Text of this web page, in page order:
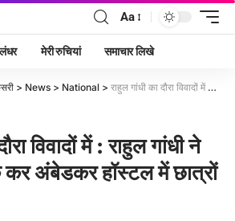
Aa
मेरी रुचियां समाचार लिखे
> News > National > राहुल गांधी का दौरा विवादों में : राहुल गांधी ने सारे रूल्स ब्रेक कर अंबेडकर हॉस्टल में छात्रों से किया संवाद
विवादों में : राहुल गांधी ने
अंबेडकर हॉस्टल में छात्रों